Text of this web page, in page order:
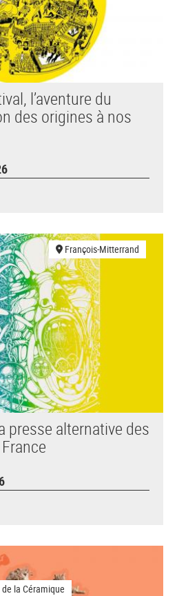
l’aventure du
des origines à nos
François-Mitterrand
presse alternative des
la Céramique